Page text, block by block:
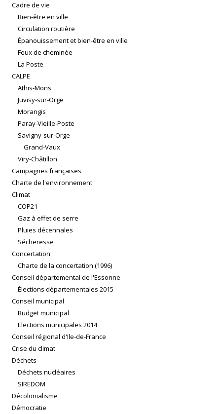
Cadre de vie
Bien-être en ville
Circulation routière
Épanouissement et bien-être en ville
Feux de cheminée
La Poste
CALPE
Athis-Mons
Juvisy-sur-Orge
Morangis
Paray-Vieille-Poste
Savigny-sur-Orge
Grand-Vaux
Viry-Châtillon
Campagnes françaises
Charte de l'environnement
Climat
COP21
Gaz à effet de serre
Pluies décennales
Sécheresse
Concertation
Charte de la concertation (1996)
Conseil départemental de l'Essonne
Élections départementales 2015
Conseil municipal
Budget municipal
Elections municipales 2014
Conseil régional d'Ile-de-France
Crise du climat
Déchets
Déchets nucléaires
SIREDOM
Décolonialisme
Démocratie